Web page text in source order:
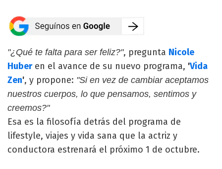
"¿Qué te falta para ser feliz?", pregunta Nicole
Huberen el avance de su nuevo programa, 'Vida
Zen', y propone: "Si en vez de cambiar aceptamos
nuestros cuerpos, lo que pensamos, sentimos y
creemos?"
Esa es la filosofía detrás del programa de
lifestyle, viajes y vida sana que la actriz y
conductora estrenará el próximo 1 de octubre.